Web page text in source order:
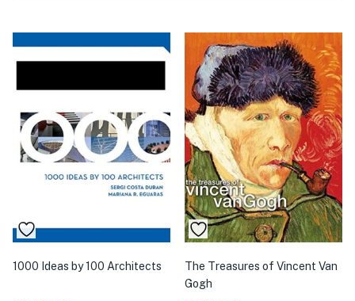
1000 Ideas by 100 Architects
The Treasures of Vincent Van
Gogh